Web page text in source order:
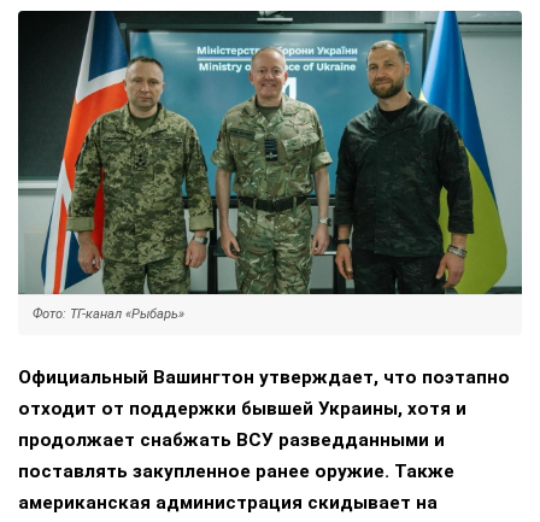
Фото: ТГ-канал «Рыбарь»
Официальный Вашингтон утверждает, что поэтапно
отходит от поддержки бывшей Украины, хотя и
продолжает снабжать ВСУ разведданными и
поставлять закупленное ранее оружие. Также
американская администрация скидывает на